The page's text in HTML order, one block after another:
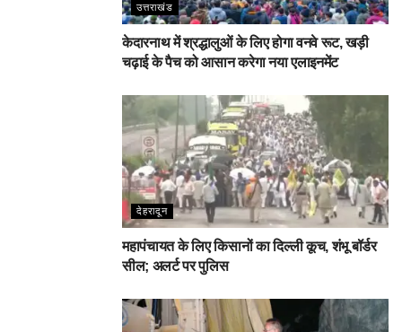
उत्तराखंड
केदारनाथ में श्रद्धालुओं के लिए होगा वनवे रूट, खड़ी
चढ़ाई के पैच को आसान करेगा नया एलाइनमेंट
देहरादून
महापंचायत के लिए किसानों का दिल्ली कूच, शंभू बॉर्डर
सील; अलर्ट पर पुलिस